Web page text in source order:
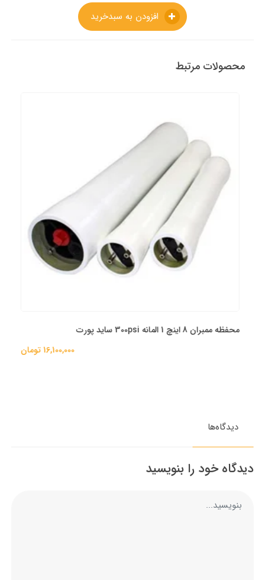
محصولات مرتبط
محفظه ممبران 8 اینچ 1 المانه 300psi ساید پورت
16,100,000 تومان
دیدگاه‌ها
دیدگاه خود را بنویسید